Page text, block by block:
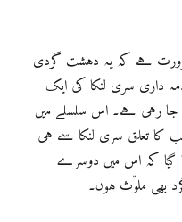
ہے کہ یہ دہشت گردی
داری سری لنکا کی ایک
جا رہی ہے۔ اس سلسلے میں
کا تعلق سری لنکا سے ہی
گیا کہ اس میں دوسرے
بھی ملوّث ہوں۔